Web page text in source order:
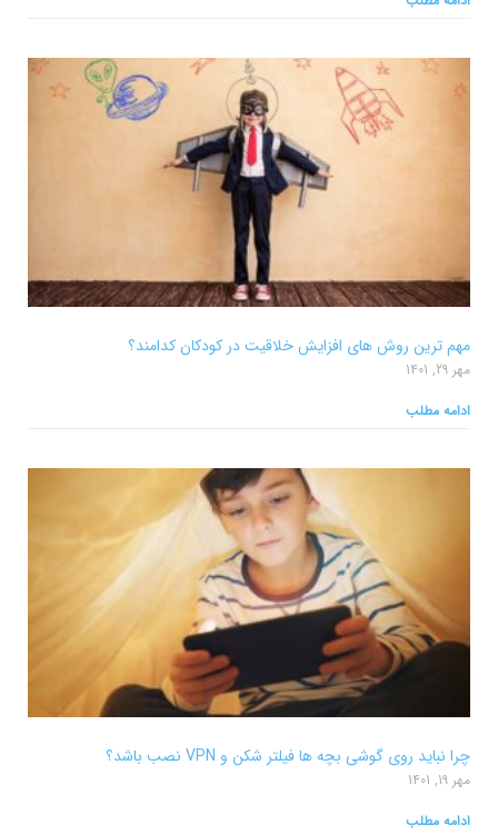
مهم ترین روش های افزایش خلاقیت در کودکان کدامند؟
مهر 29, 1401
ادامه مطلب
چرا نباید روی گوشی بچه ها فیلتر شکن و VPN نصب باشد؟
مهر 19, 1401
ادامه مطلب